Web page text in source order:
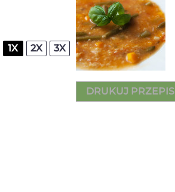
DRUKUJ PRZEPIS
1X 2X 3X